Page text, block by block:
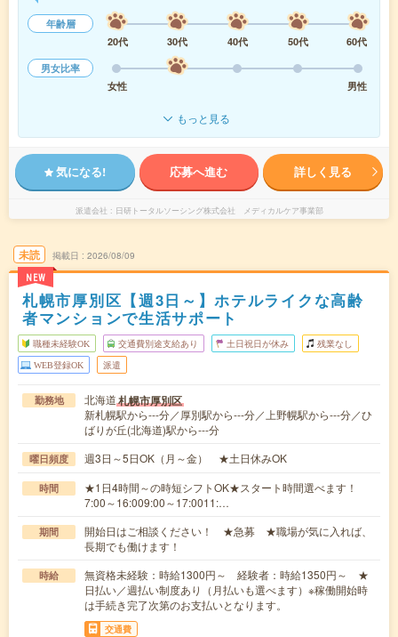
年齢層
20代
30代 40代 50代
60代
男女比率
女性
男性
もっと見る
気になる! 応募へ進む 詳しく見る
派遣会社 日研トータルソーシング株式会社 メディカルケア事業部
未読
NEW
掲載日 2026/08/09
札幌市厚別区【週3日～】ホテルライクな高齢
者マンションで生活サポート
職種未経験OK 交通費別途支給あり 土日祝日が休み 残業なし
WEB登録OK 派遣
勤務地 北海道札幌市厚別区
新札幌駅から---分／厚別駅から---分／上野幌駅から---分／ひ
ばりが丘(北海道)駅から---分
曜日頻度 週3日～5日OK（月～金） ★土日休みOK
時間
★1日4時間～の時短シフトOK★スタート時間選べます！
7:00～16:009:00～17:0011:…
期間
開始日はご相談ください！ ★急募 ★職場が気に入れば、
長期でも働けます！
時給
無資格未経験：時給1300円～ 経験者：時給1350円～ ★
日払い／週払い制度あり（月払いも選べます）※稼働開始時
は手続き完了次第のお支払いとなります。
交通費